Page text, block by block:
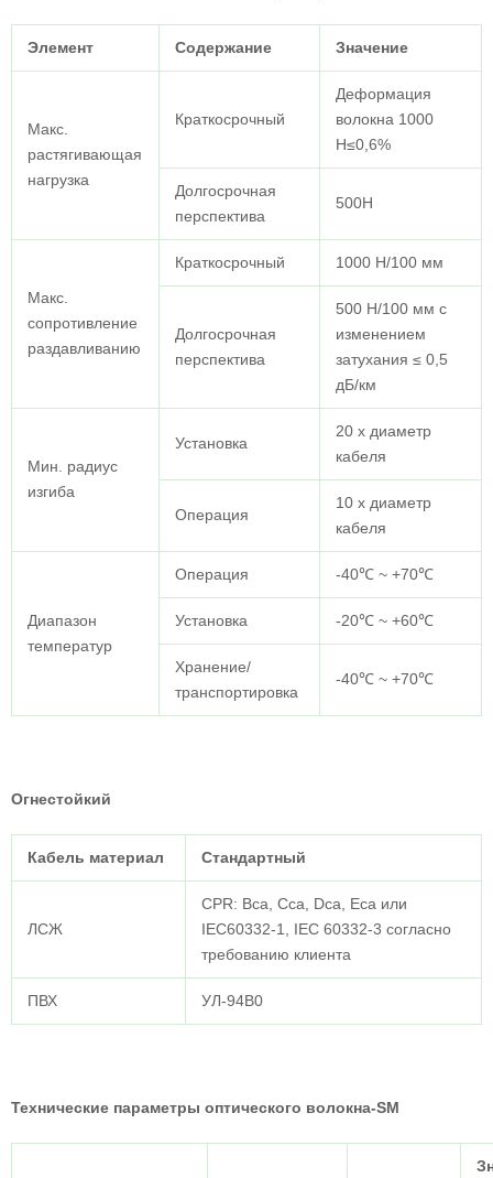
Элемент Содержание Значение
Макс.
растягивающая
нагрузка
Краткосрочный
Деформация
волокна 1000
Н≤0,6%
Долгосрочная
перспектива
500Н
Макс.
сопротивление
раздавливанию
Краткосрочный 1000 Н/100 мм
Долгосрочная
перспектива
500 Н/100 мм с
изменением
затухания ≤ 0,5
дБ/км
Мин. радиус
изгиба
Установка
20 x диаметр
кабеля
Операция
10 x диаметр
кабеля
Диапазон
температур
Операция -40℃ ~ +70℃
Установка -20℃ ~ +60℃
Хранение/
транспортировка
-40℃ ~ +70℃
Огнестойкий
Кабель материал Стандартный
ЛСЖ
CPR: Bca, Cca, Dca, Eca или
IEC60332-1, IEC 60332-3 согласно
требованию клиента
ПВХ УЛ-94В0
Технические параметры оптического волокна-SM